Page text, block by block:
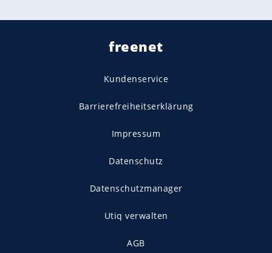
freenet
Kundenservice
Barrierefreiheitserklärung
Impressum
Datenschutz
Datenschutzmanager
Utiq verwalten
AGB